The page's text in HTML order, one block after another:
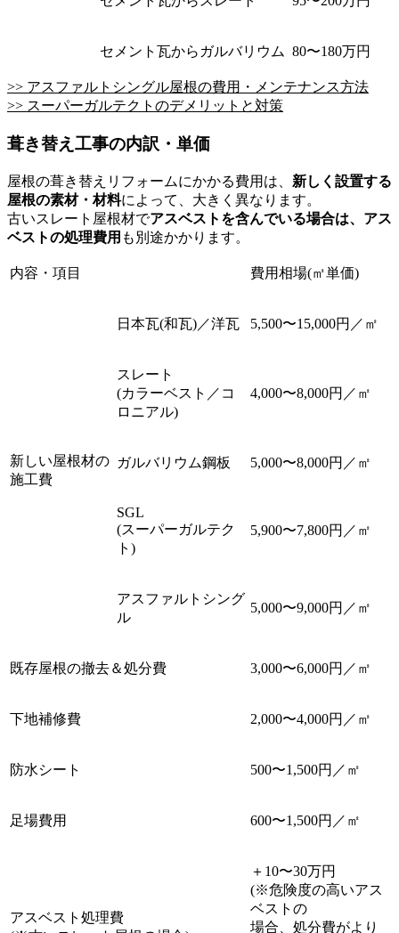
セメント瓦からガルバリウム 80〜180万円
>> アスファルトシングル屋根の費用・メンテナンス方法
>> スーパーガルテクトのデメリットと対策
葺き替え工事の内訳・単価
屋根の葺き替えリフォームにかかる費用は、 新しく設置する
屋根の素材・材料によって、大きく異なります。
古いスレート屋根材でアスベストを含んでいる場合は、アス
ベストの処理費用 も別途かかります。
内容・項目 費用相場(㎡単価)
新しい屋根材の
施工費
日本瓦(和瓦)／洋瓦 5,500〜15,000円／㎡
スレート
(カラーベスト／コ
ロニアル)
4,000〜8,000円／㎡
ガルバリウム鋼板 5,000〜8,000円／㎡
SGL
(スーパーガルテク
ト)
5,900〜7,800円／㎡
アスファルトシング
ル
5,000〜9,000円／㎡
既存屋根の撤去＆処分費 3,000〜6,000円／㎡
下地補修費 2,000〜4,000円／㎡
防水シート 500〜1,500円／㎡
足場費用 600〜1,500円／㎡
アスベスト処理費
＋10〜30万円
(※危険度の高いアス
ベストの
場合、処分費がより